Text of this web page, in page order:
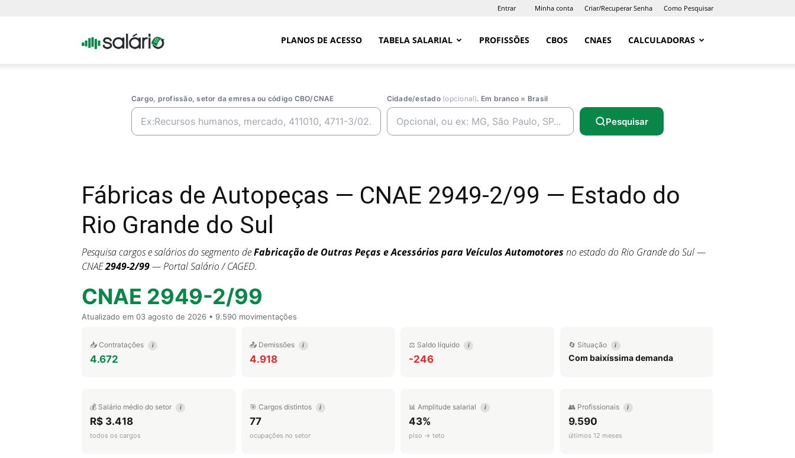
Entrar Minha conta Criar/Recuperar Senha Como Pesquisar
Portal PLANOS DE ACESSO TABELA SALARIAL PROFISSÕES CBOS CNAES CALCULADORAS
Cargo, profissão, setor da emresa ou código CBO/CNAE Cidade/estado (opcional). Em branco = Brasil
Pesquisar
Fábricas de Autopeças — CNAE 2949-2/99 — Estado do
Rio Grande do Sul
Pesquisa cargos e salários do segmento deFabricação de Outras Peças e Acessórios para Veículos Automotores no estado do Rio Grande do Sul —
CNAE2949-2/99— Portal Salário / CAGED.
CNAE 2949-2/99
Atualizado em 03 agosto de 2026 • 9.590 movimentações
📥 Contratações i
4.672
📤 Demissões i
4.918
⚖️ Saldo líquido i
-246
🔄 Situação i
Com baixíssima demanda
💰 Salário médio do setor i
R$ 3.418
todos os cargos
🎯 Cargos distintos i
77
ocupações no setor
📊 Amplitude salarial i
43%
piso → teto
👥 Profissionais i
9.590
últimos 12 meses